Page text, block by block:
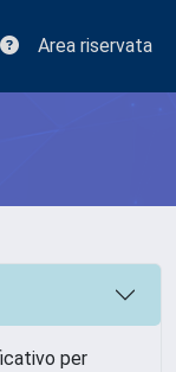
Area riservata
per